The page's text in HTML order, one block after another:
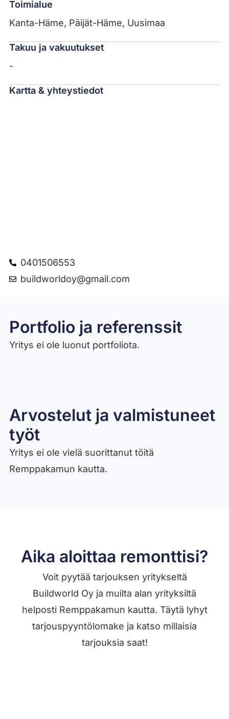
Toimialue
Kanta-Häme, Päijät-Häme, Uusimaa
Takuu ja vakuutukset
-
Kartta & yhteystiedot
0401506553
buildworldoy@gmail.com
Portfolio ja referenssit
Yritys ei ole luonut portfoliota.
Arvostelut ja valmistuneet
työt​
Yritys ei ole vielä suorittanut töitä
Remppakamun kautta.
Aika aloittaa remonttisi?
Voit pyytää tarjouksen yritykseltä
Buildworld Oy ja muilta alan yrityksiltä
helposti Remppakamun kautta. Täytä lyhyt
tarjouspyyntölomake ja katso millaisia
tarjouksia saat!